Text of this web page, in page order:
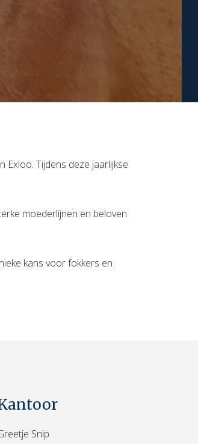
Exloo. Tijdens deze jaarlijkse
moederlijnen en beloven
kans voor fokkers en
Snip